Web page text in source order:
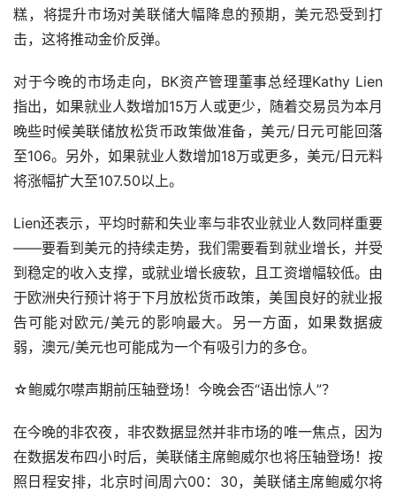
糕，将提升市场对美联储大幅降息的预期，美元恐受到打
击，这将推动金价反弹。
对于今晚的市场走向，BK资产管理董事总经理Kathy Lien
指出，如果就业人数增加15万人或更少，随着交易员为本月
晚些时候美联储放松货币政策做准备，美元/日元可能回落
至106。另外，如果就业人数增加18万或更多，美元/日元料
将涨幅扩大至107.50以上。
Lien还表示，平均时薪和失业率与非农业就业人数同样重要
——要看到美元的持续走势，我们需要看到就业增长，并受
到稳定的收入支撑，或就业增长疲软，且工资增幅较低。由
于欧洲央行预计将于下月放松货币政策，美国良好的就业报
告可能对欧元/美元的影响最大。另一方面，如果数据疲
弱，澳元/美元也可能成为一个有吸引力的多仓。
☆鲍威尔噤声期前压轴登场！今晚会否“语出惊人”？
在今晚的非农夜，非农数据显然并非市场的唯一焦点，因为
在数据发布四小时后，美联储主席鲍威尔也将压轴登场！按
照日程安排，北京时间周六00：30，美联储主席鲍威尔将